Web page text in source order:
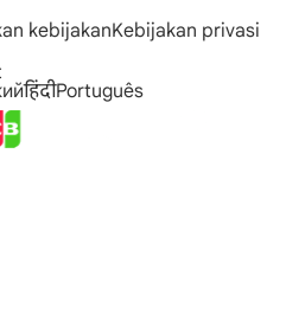
kebijakanKebijakan privasi
हिंदीPortuguês